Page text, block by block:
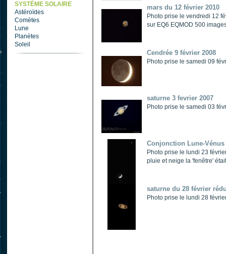
SYSTÈME SOLAIRE
Astéroïdes
Comètes
Lune
Planètes
Soleil
mars du 12 février 2010
Photo prise le vendredi 12
sur EQ6 EQMOD 500
Cendrée 9 février 2008
Photo prise le samedi 09
saturne 3 fevrier 2007
Photo prise le samedi 03
Conjonction Lune-Vénus
Photo prise le lundi 23
pluie et neige la 'fenêtre'
saturne du 28 février
Photo prise le lundi 28